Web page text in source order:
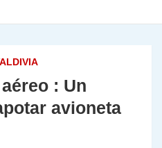
: Un
avioneta